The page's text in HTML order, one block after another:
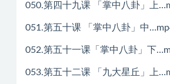
050.第四十九课 「掌中八卦」上
051.第五十课 「掌中八卦」中
052.第五十一课「掌中八卦」下
053.第五十二课 「九大星丘」上